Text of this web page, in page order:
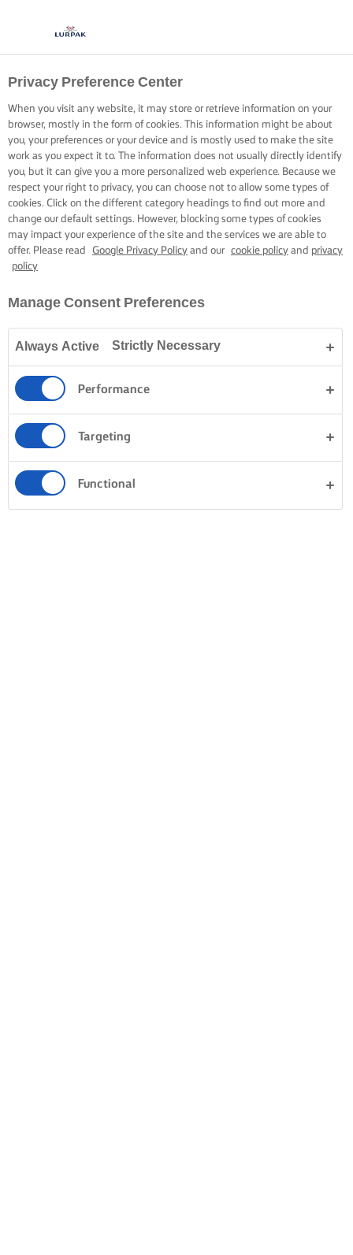
Privacy Preference Center
When you visit any website, it may store or retrieve information on your
browser, mostly in the form of cookies. This information might be about
you, your preferences or your device and is mostly used to make the site
work as you expect it to. The information does not usually directly identify
you, but it can give you a more personalized web experience. Because we
respect your right to privacy, you can choose not to allow some types of
cookies. Click on the different category headings to find out more and
change our default settings. However, blocking some types of cookies
may impact your experience of the site and the services we are able to
offer. Please read
Google Privacy Policy and our cookie policy and privacy
policy
Manage Consent Preferences
Strictly Necessary
Always Active
Performance
Targeting
Functional